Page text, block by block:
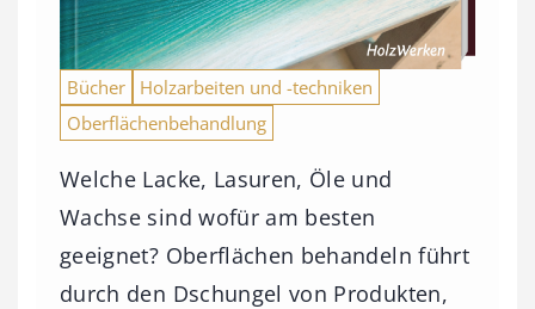
Bücher
Holzarbeiten und -techniken
Oberflächenbehandlung
Welche Lacke, Lasuren, Öle und
Wachse sind wofür am besten
geeignet? Oberflächen behandeln führt
durch den Dschungel von Produkten,